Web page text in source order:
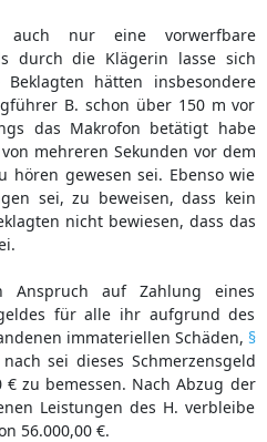
auch nur eine vorwerfbare
durch die Klägerin lasse sich
hätten insbesondere
B. schon über 150 m vor
das Makrofon betätigt habe
mehreren Sekunden vor dem
hören gewesen sei. Ebenso wie
sei, zu beweisen, dass kein
nicht bewiesen, dass das
Anspruch auf Zahlung eines
für alle ihr aufgrund des
immateriellen Schäden, §
sei dieses Schmerzensgeld
zu bemessen. Nach Abzug der
Leistungen des H. verbleibe
56.000,00 €.